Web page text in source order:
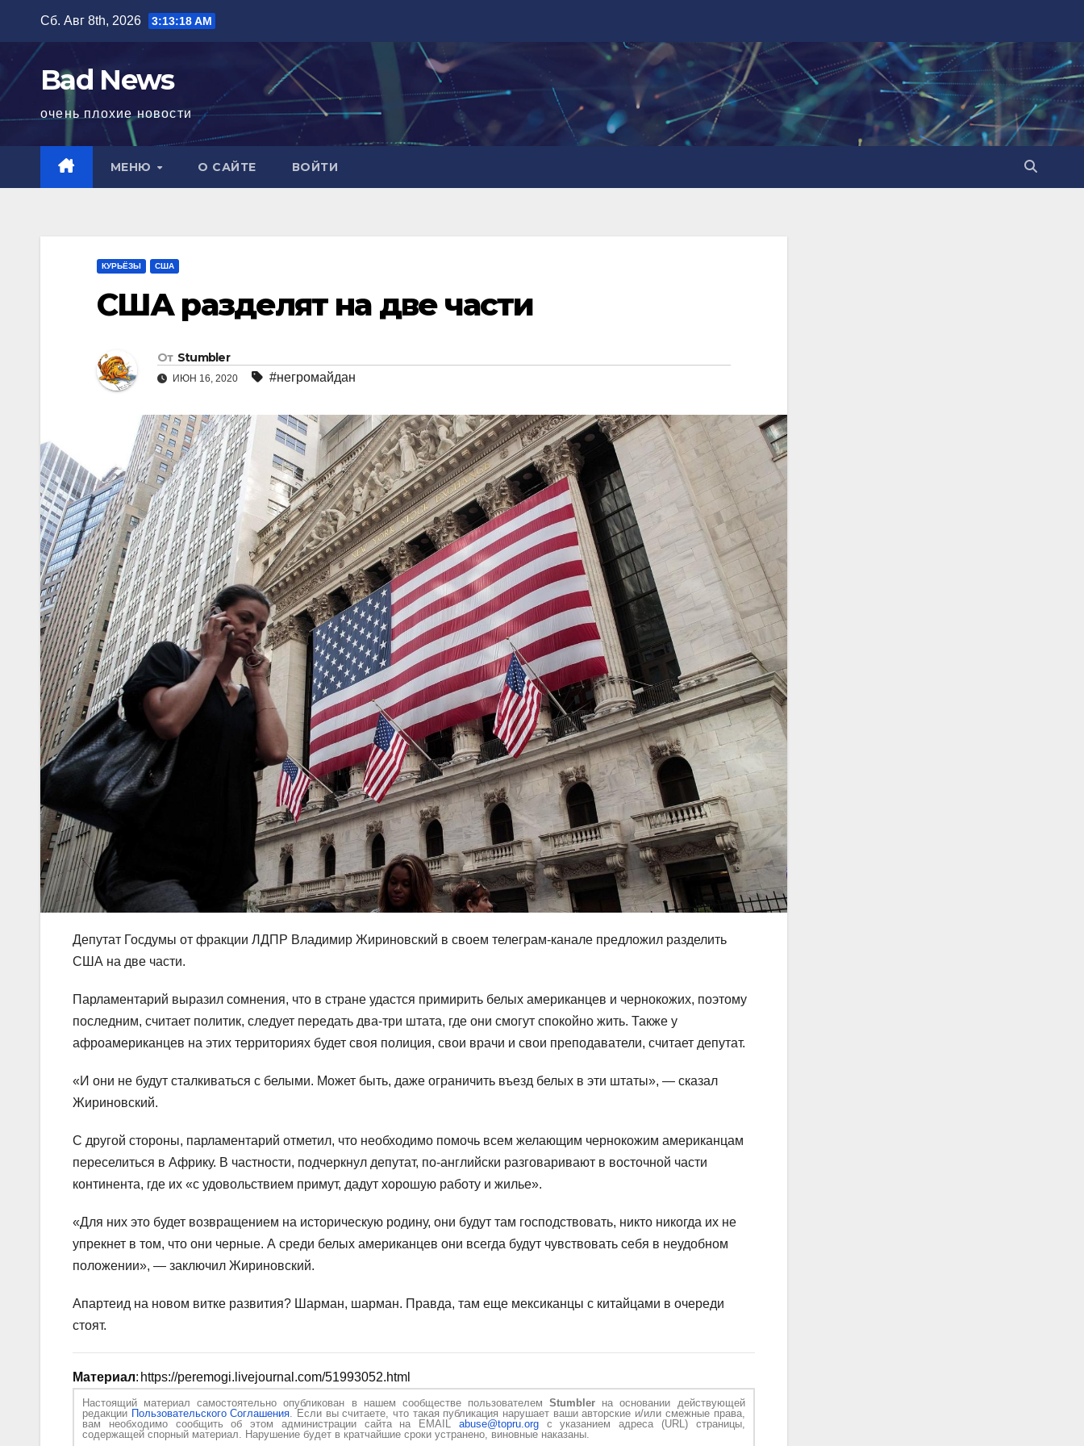
содержимому
Сб. Авг 8th, 2026 3:13:19 AM
Bad News
очень плохие новости
МЕНЮ О САЙТЕ ВОЙТИ
КУРЬЁЗЫ США
США разделят на две части
От Stumbler
ИЮН 16, 2020 #негромайдан
Депутат Госдумы от фракции ЛДПР Владимир Жириновский в своем телеграм-канале предложил разделить
США на две части.
Парламентарий выразил сомнения, что в стране удастся примирить белых американцев и чернокожих, поэтому
последним, считает политик, следует передать два-три штата, где они смогут спокойно жить. Также у
афроамериканцев на этих территориях будет своя полиция, свои врачи и свои преподаватели, считает депутат.
«И они не будут сталкиваться с белыми. Может быть, даже ограничить въезд белых в эти штаты», — сказал
Жириновский.
С другой стороны, парламентарий отметил, что необходимо помочь всем желающим чернокожим американцам
переселиться в Африку. В частности, подчеркнул депутат, по-английски разговаривают в восточной части
континента, где их «с удовольствием примут, дадут хорошую работу и жилье».
«Для них это будет возвращением на историческую родину, они будут там господствовать, никто никогда их не
упрекнет в том, что они черные. А среди белых американцев они всегда будут чувствовать себя в неудобном
положении», — заключил Жириновский.
Апартеид на новом витке развития? Шарман, шарман. Правда, там еще мексиканцы с китайцами в очереди
стоят.
Материал: https://peremogi.livejournal.com/51993052.html
Настоящий материал самостоятельно опубликован в нашем сообществе пользователемStumbler на основании действующей
редакции Пользовательского Соглашения. Если вы считаете, что такая публикация нарушает ваши авторские и/или смежные права,
вам необходимо сообщить об этом администрации сайта на EMAIL abuse@topru.orgс указанием адреса (URL) страницы,
содержащей спорный материал. Нарушение будет в кратчайшие сроки устранено, виновные наказаны.